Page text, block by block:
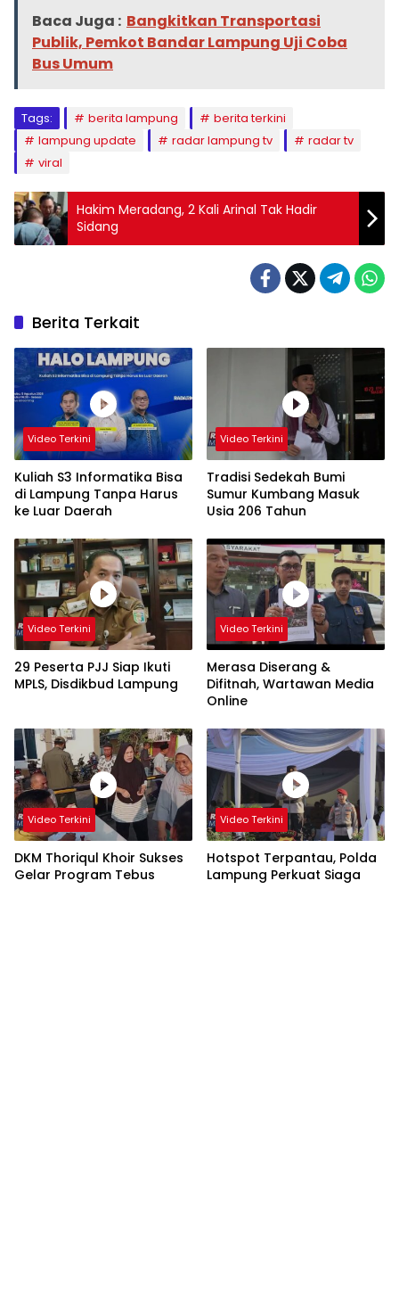
Baca Juga : Bangkitkan Transportasi
Publik, Pemkot Bandar Lampung Uji Coba
Bus Umum
Tags: berita lampung
berita terkini
lampung update
radar lampung tv
radar tv
viral
Hakim Meradang, 2 Kali Arinal Tak Hadir
Sidang
Berita Terkait
Video Terkini
Kuliah S3 Informatika Bisa
di Lampung Tanpa Harus
ke Luar Daerah
Video Terkini
Tradisi Sedekah Bumi
Sumur Kumbang Masuk
Usia 206 Tahun
Video Terkini
29 Peserta PJJ Siap Ikuti
MPLS, Disdikbud Lampung
Video Terkini
Merasa Diserang &
Difitnah, Wartawan Media
Online
Video Terkini
DKM Thoriqul Khoir Sukses
Gelar Program Tebus
Video Terkini
Hotspot Terpantau, Polda
Lampung Perkuat Siaga